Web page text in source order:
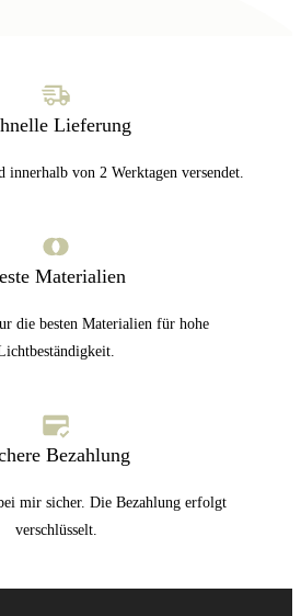
Lieferung
innerhalb von 2 Werktagen versendet.
Materialien
die besten Materialien für hohe
Bezahlung
mir sicher. Die Bezahlung erfolgt
verschlüsselt.